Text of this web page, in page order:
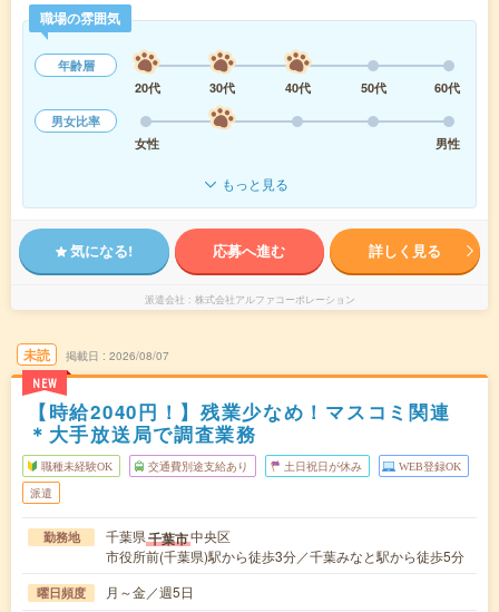
職場の雰囲気
年齢層
20代
30代 40代 50代
60代
男女比率
女性
男性
もっと見る
気になる! 応募へ進む 詳しく見る
派遣会社 株式会社アルファコーポレーション
未読
NEW
掲載日 2026/08/07
【時給2040円！】残業少なめ！マスコミ関連
＊大手放送局で調査業務
職種未経験OK 交通費別途支給あり 土日祝日が休み WEB登録OK
派遣
勤務地 千葉県千葉市中央区
市役所前(千葉県)駅から徒歩3分／千葉みなと駅から徒歩5分
曜日頻度 月～金／週5日